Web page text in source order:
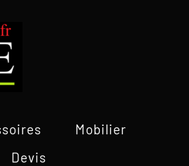
Mobilier
Devis